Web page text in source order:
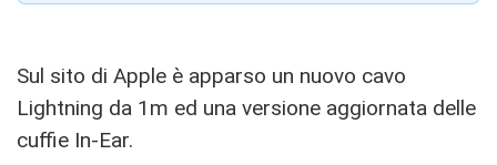
Sul sito di Apple è apparso un nuovo cavo
Lightning da 1m ed una versione aggiornata delle
cuffie In-Ear.